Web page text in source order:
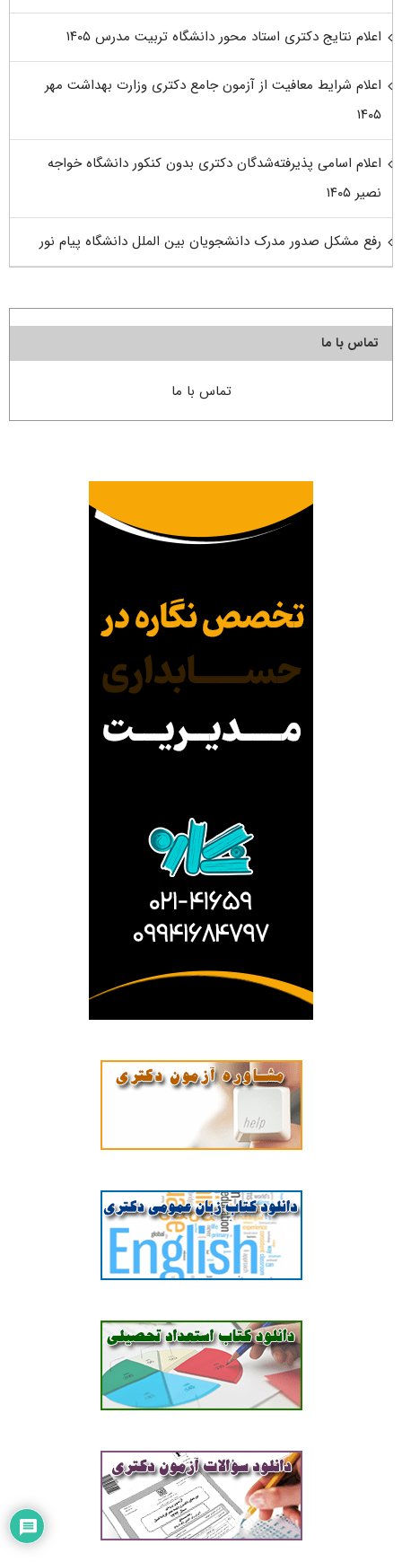
اعلام نتایج دکتری استاد محور دانشگاه تربیت مدرس ۱۴۰۵
اعلام شرایط معافیت از آزمون جامع دکتری وزارت بهداشت مهر
۱۴۰۵
اعلام اسامی پذیرفته‌شدگان دکتری بدون کنکور دانشگاه خواجه
نصیر ۱۴۰۵
رفع مشکل صدور مدرک دانشجویان بین الملل دانشگاه پیام نور
تماس با ما
تماس با ما